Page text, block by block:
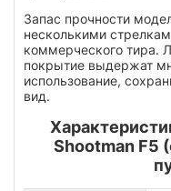
Запас прочности
несколькими
коммерческого тира.
покрытие выдержат
использование,
вид.
Shootman F5